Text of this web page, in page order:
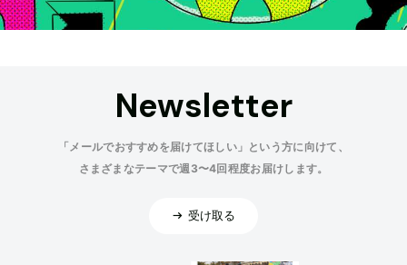
Newsletter
「メールでおすすめを届けてほしい」という方に向けて、
さまざまなテーマで週3〜4回程度お届けします。
受け取る